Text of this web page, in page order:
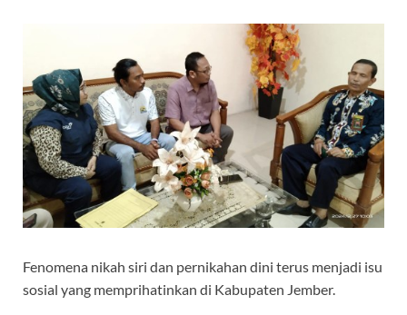
Fenomena nikah siri dan pernikahan dini terus menjadi isu
sosial yang memprihatinkan di Kabupaten Jember.